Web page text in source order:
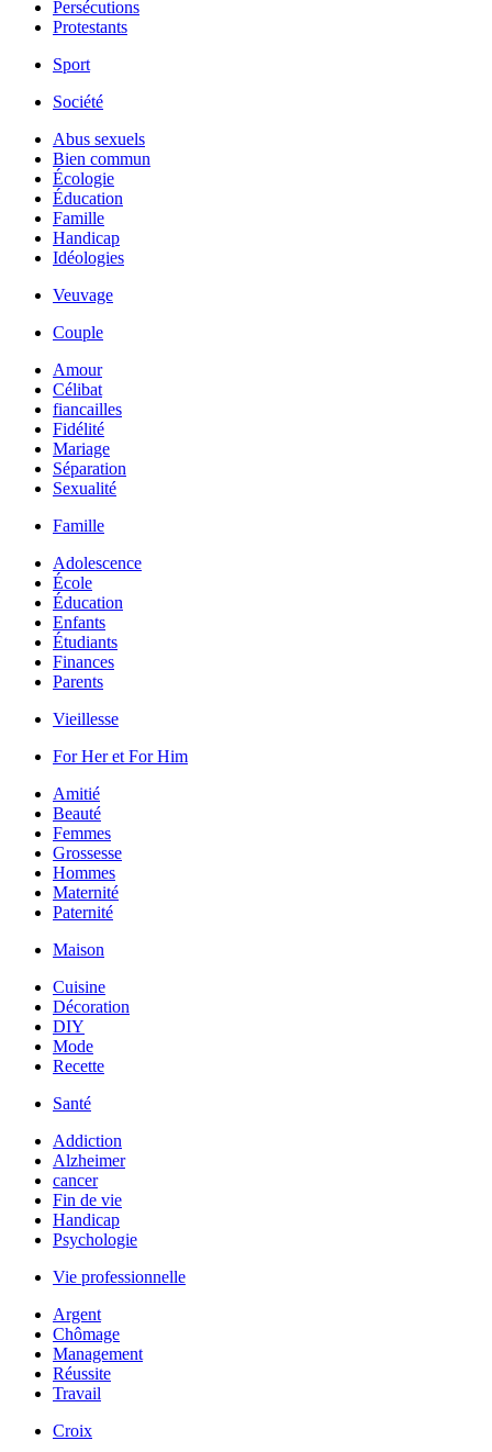
Persécutions
Protestants
Sport
Société
Abus sexuels
Bien commun
Écologie
Éducation
Famille
Handicap
Idéologies
Veuvage
Couple
Amour
Célibat
fiancailles
Fidélité
Mariage
Séparation
Sexualité
Famille
Adolescence
École
Éducation
Enfants
Étudiants
Finances
Parents
Vieillesse
For Her et For Him
Amitié
Beauté
Femmes
Grossesse
Hommes
Maternité
Paternité
Maison
Cuisine
Décoration
DIY
Mode
Recette
Santé
Addiction
Alzheimer
cancer
Fin de vie
Handicap
Psychologie
Vie professionnelle
Argent
Chômage
Management
Réussite
Travail
Croix